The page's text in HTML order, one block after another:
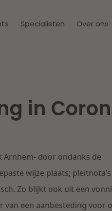
Overheid &
Litigation
de kansen en
Specialisten Over ons
Nieuws
in
door ondanks de
wijze plaats;
Zo blijkt ook uit een
van een aanbesteding voor